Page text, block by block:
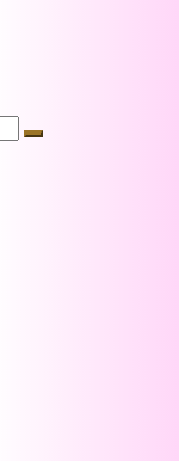
Suche